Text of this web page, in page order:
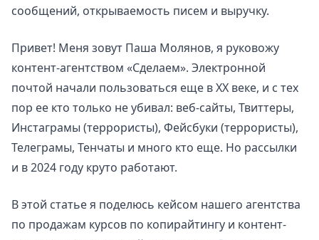
сообщений, открываемость писем и выручку.
Привет! Меня зовут Паша Молянов, я руковожу
контент-агентством «Сделаем». Электронной
почтой начали пользоваться еще в XX веке, и с тех
пор ее кто только не убивал: веб-сайты, Твиттеры,
Инстаграмы (террористы), Фейсбуки (террористы),
Телеграмы, Тенчаты и много кто еще. Но рассылки
и в 2024 году круто работают.
В этой статье я поделюсь кейсом нашего агентства
по продажам курсов по копирайтингу и контент-